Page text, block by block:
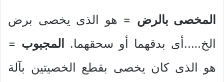
المخصى بالرض = هو الذى يخصى برض
الخ…..أى بدقهما أو سحقهما.
المجبوب =
هو الذى كان يخصى بقطع الخصيتين بآلة